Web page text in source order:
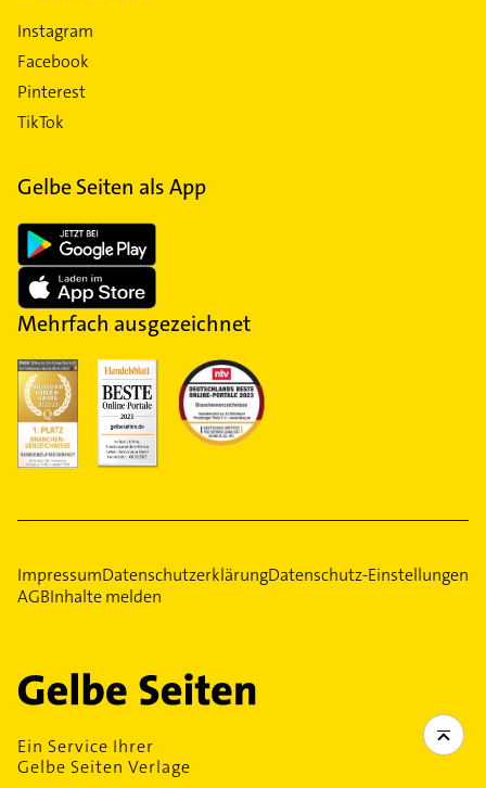
Instagram
Facebook
Pinterest
TikTok
Gelbe Seiten als App
Mehrfach ausgezeichnet
ImpressumDatenschutzerklärungDatenschutz-Einstellungen
AGBInhalte melden
Ein Service Ihrer
Gelbe Seiten Verlage